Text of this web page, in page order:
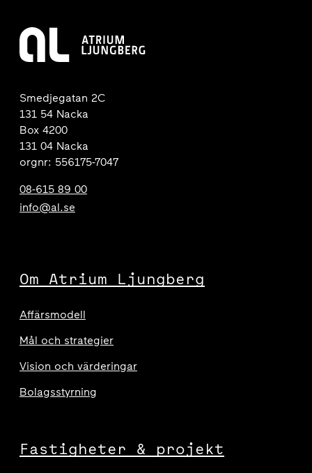
Smedjegatan 2C
131 54 Nacka
Box 4200
131 04 Nacka
orgnr: 556175-7047
08-615 89 00
info@al.se
Om Atrium Ljungberg
Affärsmodell
Mål och strategier
Vision och värderingar
Bolagsstyrning
Fastigheter & projekt